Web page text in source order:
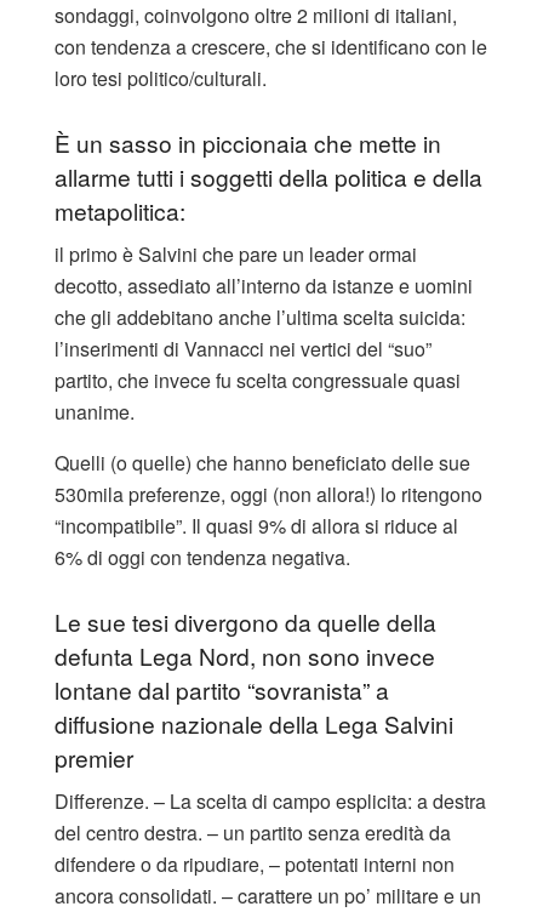
sondaggi, coinvolgono oltre 2 milioni di italiani,
con tendenza a crescere, che si identificano con le
loro tesi politico/culturali.
È un sasso in piccionaia che mette in
allarme tutti i soggetti della politica e della
metapolitica:
il primo è Salvini che pare un leader ormai
decotto, assediato all’interno da istanze e uomini
che gli addebitano anche l’ultima scelta suicida:
l’inserimenti di Vannacci nei vertici del “suo”
partito, che invece fu scelta congressuale quasi
unanime.
Quelli (o quelle) che hanno beneficiato delle sue
530mila preferenze, oggi (non allora!) lo ritengono
“incompatibile”. Il quasi 9% di allora si riduce al
6% di oggi con tendenza negativa.
Le sue tesi divergono da quelle della
defunta Lega Nord, non sono invece
lontane dal partito “sovranista” a
diffusione nazionale della Lega Salvini
premier
Differenze. – La scelta di campo esplicita: a destra
del centro destra. – un partito senza eredità da
difendere o da ripudiare, – potentati interni non
ancora consolidati. – carattere un po’ militare e un